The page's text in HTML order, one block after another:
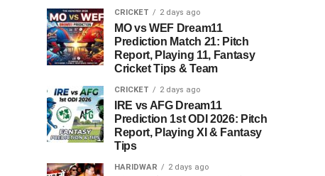
CRICKET 2 days ago
MO vs WEF Dream11
Prediction Match 21: Pitch
Report, Playing 11, Fantasy
Cricket Tips & Team
CRICKET 2 days ago
IRE vs AFG Dream11
Prediction 1st ODI 2026: Pitch
Report, Playing XI & Fantasy
Tips
HARIDWAR 2 days ago